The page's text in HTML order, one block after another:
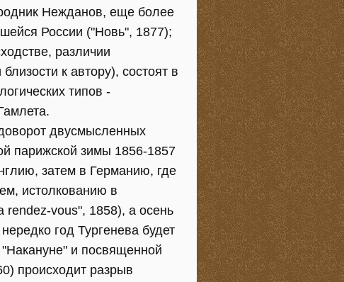
Нежданов, еще более
России ("Новь", 1877);
различии
к автору), состоят в
типов -
двусмысленных
парижской зимы 1856-1857
затем в Германию, где
истолкованию в
rendez-vous", 1858), а осень
год Тургенева будет
и посвященной
происходит разрыв